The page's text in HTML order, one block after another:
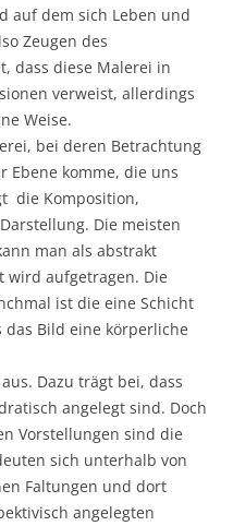
auf dem sich Leben und
Zeugen des
dass diese Malerei in
verweist, allerdings
Weise.
bei deren Betrachtung
Ebene komme, die uns
die Komposition,
Die meisten
man als abstrakt
wird aufgetragen. Die
ist die eine Schicht
das Bild eine körperliche
Dazu trägt bei, dass
angelegt sind. Doch
Vorstellungen sind die
sich unterhalb von
Faltungen und dort
angelegten